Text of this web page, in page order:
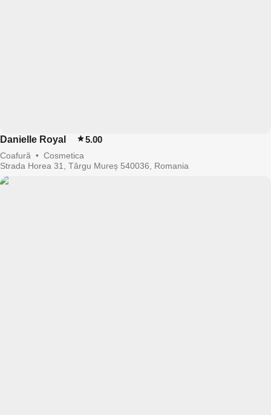
Danielle Royal 5.00
Coafură • Cosmetica
Strada Horea 31, Târgu Mureș 540036, Romania